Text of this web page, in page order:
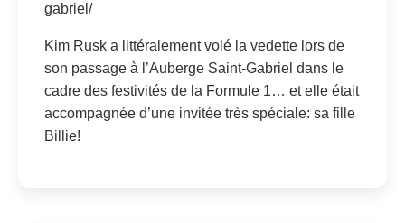
gabriel/
Kim Rusk a littéralement volé la vedette lors de
son passage à l’Auberge Saint-Gabriel dans le
cadre des festivités de la Formule 1… et elle était
accompagnée d’une invitée très spéciale: sa fille
Billie!